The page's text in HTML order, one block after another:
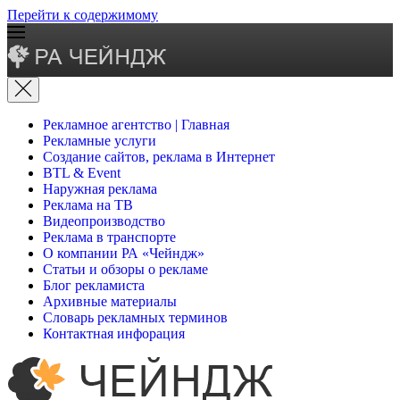
Перейти к содержимому
Рекламное агентство | Главная
Рекламные услуги
Создание сайтов, реклама в Интернет
BTL & Event
Наружная реклама
Реклама на ТВ
Видеопроизводство
Реклама в транспорте
О компании РА «Чейндж»
Статьи и обзоры о рекламе
Блог рекламиста
Архивные материалы
Словарь рекламных терминов
Контактная инфорация